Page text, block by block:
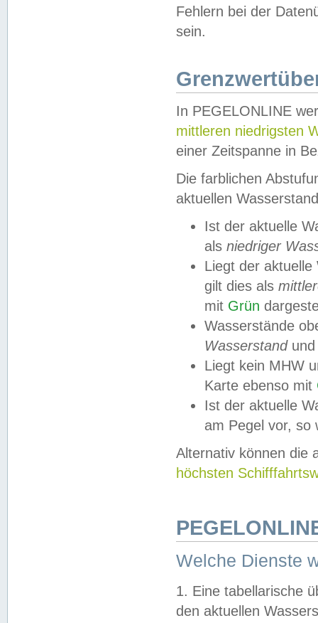
Fehlern bei der
sein.
In PEGELONLINE
mittleren niedrigsten
einer Zeitspanne in
Die farblichen
aktuellen
Ist der aktuelle
als niedriger
Liegt der
gilt dies als
mit Grün
Wasserstände
Wasserstandund
Liegt kein MHW
Karte ebenso mit
Ist der aktuelle
am Pegel vor,
Alternativ können die
höchsten
Welche Dienste
1. Eine tabellarische
den aktuellen